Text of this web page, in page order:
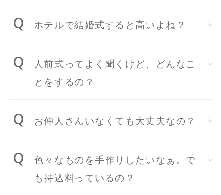
ホテルで結婚式すると高いよね？
人前式ってよく聞くけど、どんなこ
とをするの？
お仲人さんいなくても大丈夫なの？
色々なものを手作りしたいなぁ。で
も持込料っているの？